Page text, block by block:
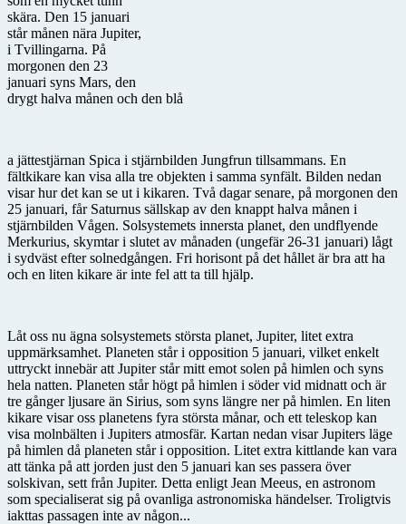
skära. Den 15 januari
står månen nära Jupiter,
i Tvillingarna. På
morgonen den 23
januari syns Mars, den
drygt halva månen och den blå
a jättestjärnan Spica i stjärnbilden Jungfrun tillsammans. En
fältkikare kan visa alla tre objekten i samma synfält. Bilden nedan
visar hur det kan se ut i kikaren. Två dagar senare, på morgonen den
25 januari, får Saturnus sällskap av den knappt halva månen i
stjärnbilden Vågen. Solsystemets innersta planet, den undflyende
Merkurius, skymtar i slutet av månaden (ungefär 26-31 januari) lågt
i sydväst efter solnedgången. Fri horisont på det hållet är bra att ha
och en liten kikare är inte fel att ta till hjälp.
Låt oss nu ägna solsystemets största planet, Jupiter, litet extra
uppmärksamhet. Planeten står i opposition 5 januari, vilket enkelt
uttryckt innebär att Jupiter står mitt emot solen på himlen och syns
hela natten. Planeten står högt på himlen i söder vid midnatt och är
tre gånger ljusare än Sirius, som syns längre ner på himlen. En liten
kikare visar oss planetens fyra största månar, och ett teleskop kan
visa molnbälten i Jupiters atmosfär. Kartan nedan visar Jupiters läge
på himlen då planeten står i opposition. Litet extra kittlande kan vara
att tänka på att jorden just den 5 januari kan ses passera över
solskivan, sett från Jupiter. Detta enligt Jean Meeus, en astronom
som specialiserat sig på ovanliga astronomiska händelser. Troligtvis
iakttas passagen inte av någon...